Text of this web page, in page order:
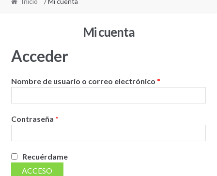
Mi cuenta
Acceder
Nombre de usuario o correo electrónico *Obligatorio
Contraseña *Obligatorio
Recuérdame
ACCESO